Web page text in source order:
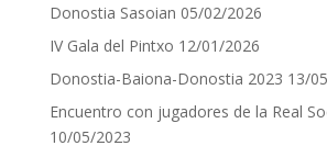
Donostia Sasoian 05/02/2026
IV Gala del Pintxo 12/01/2026
Donostia-Baiona-Donostia 2023 13/
Encuentro con jugadores de la Real
10/05/2023